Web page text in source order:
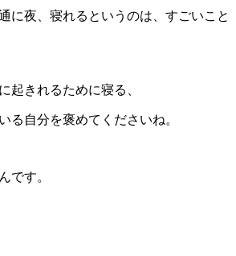
に夜、寝れるというのは、すごいこと
起きれるために寝る、
る自分を褒めてくださいね。
です。